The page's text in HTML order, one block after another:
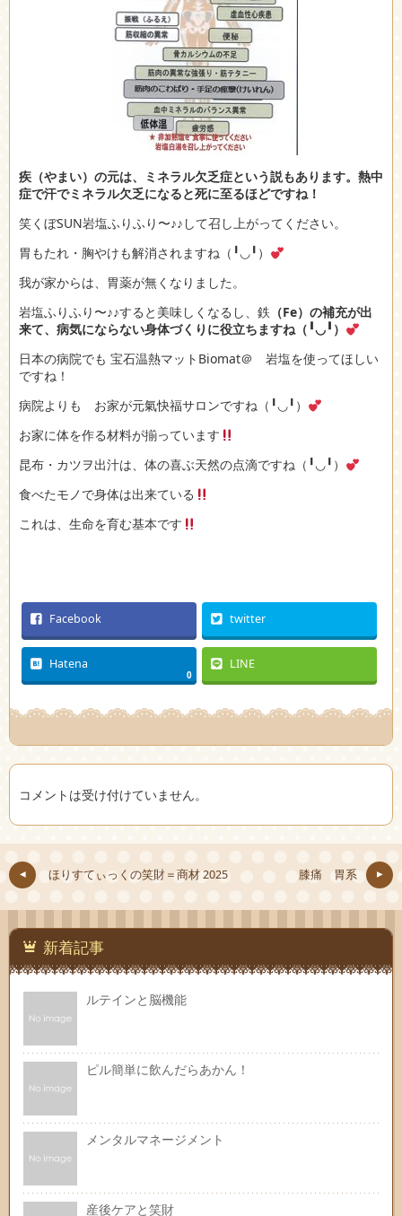
疾（やまい）の元は、ミネラル欠乏症という説もあります。熱中
症で汗でミネラル欠乏になると死に至るほどですね！
笑くぼSUN岩塩ふりふり〜♪♪して召し上がってください。
胃もたれ・胸やけも解消されますね（╹◡╹）
我が家からは、胃薬が無くなりました。
岩塩ふりふり〜♪♪すると美味しくなるし、鉄 （Fe）の補充が出
来て、病気にならない身体づくりに役立ちますね（╹◡╹）
日本の病院でも 宝石温熱マットBiomat＠ 岩塩を使ってほしい
ですね！
病院よりも お家が元氣快福サロンですね（╹◡╹）
お家に体を作る材料が揃っています
昆布・カツヲ出汁は、体の喜ぶ天然の点滴ですね（╹◡╹）
食べたモノで身体は出来ている
これは、生命を育む基本です
Facebook twitter
Hatena
0
LINE
コメントは受け付けていません。
ほりすてぃっくの笑財＝商材 2025 膝痛 胃系
新着記事
ルテインと脳機能
ピル簡単に飲んだらあかん！
メンタルマネージメント
産後ケアと笑財